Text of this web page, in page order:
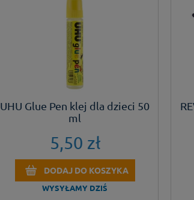
UHU Glue Pen klej dla dzieci 50
ml
5,50 zł
DODAJ DO KOSZYKA
WYSYŁAMY DZIŚ